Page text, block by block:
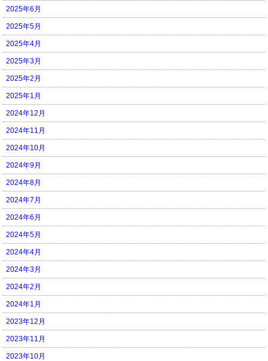
2025年6月
2025年5月
2025年4月
2025年3月
2025年2月
2025年1月
2024年12月
2024年11月
2024年10月
2024年9月
2024年8月
2024年7月
2024年6月
2024年5月
2024年4月
2024年3月
2024年2月
2024年1月
2023年12月
2023年11月
2023年10月